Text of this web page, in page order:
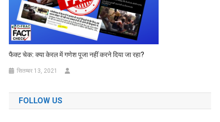
फैक्ट चेक: क्या केरल में गणेश पूजा नहीं करने दिया जा रहा?
सितम्बर 13, 2021
FOLLOW US